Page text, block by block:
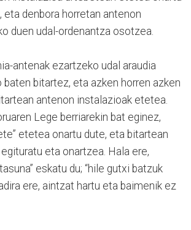
eta denbora horretan antenon
duen udal-ordenantza osotzea.
antenak ezartzeko udal araudia
bitartez, eta azken horren azken
antenon instalazioak etetea.
Lege berriarekin bat eginez,
etetea onartu dute, eta bitartean
eta onartzea. Hala ere,
eskatu du; “hile gutxi batzuk
ere, aintzat hartu eta baimenik ez